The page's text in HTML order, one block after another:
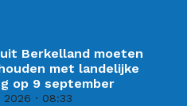
Berkelland moeten
met landelijke
op 9 september
2026 08:33